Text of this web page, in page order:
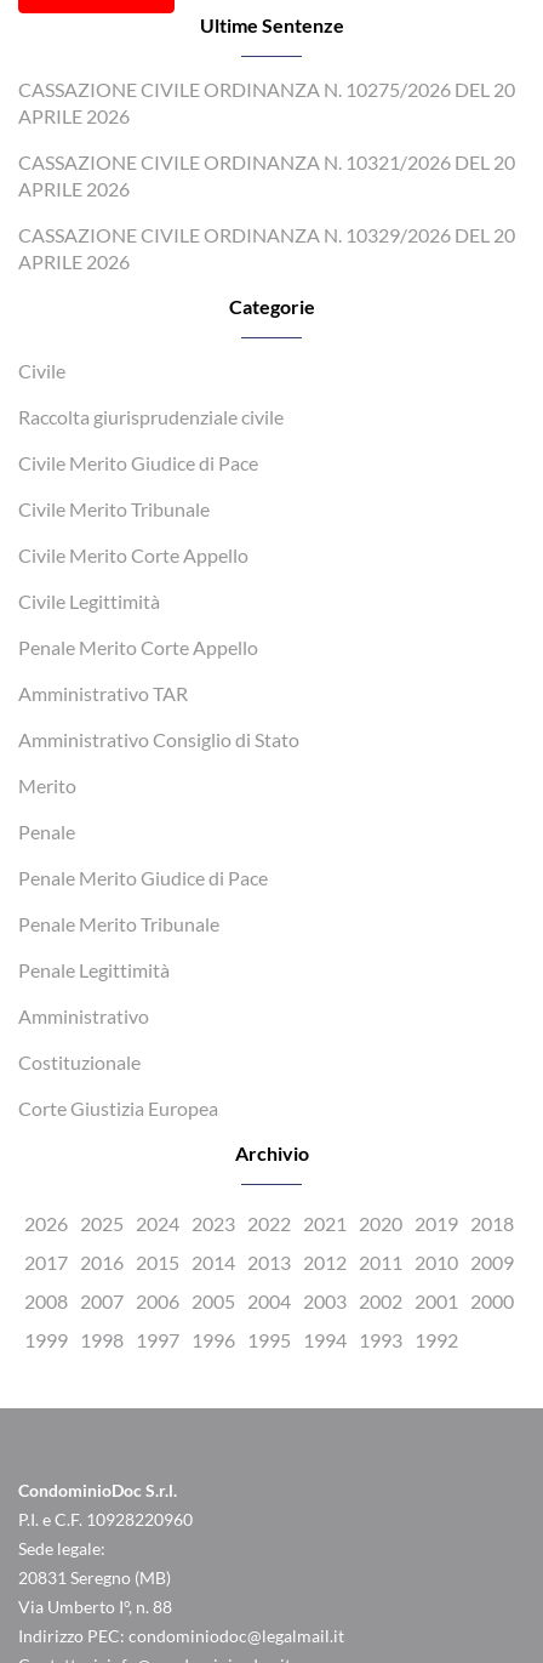
Ultime Sentenze
CASSAZIONE CIVILE ORDINANZA N. 10275/2026 DEL 20
APRILE 2026
CASSAZIONE CIVILE ORDINANZA N. 10321/2026 DEL 20
APRILE 2026
CASSAZIONE CIVILE ORDINANZA N. 10329/2026 DEL 20
APRILE 2026
Categorie
Civile
Raccolta giurisprudenziale civile
Civile Merito Giudice di Pace
Civile Merito Tribunale
Civile Merito Corte Appello
Civile Legittimità
Penale Merito Corte Appello
Amministrativo TAR
Amministrativo Consiglio di Stato
Merito
Penale
Penale Merito Giudice di Pace
Penale Merito Tribunale
Penale Legittimità
Amministrativo
Costituzionale
Corte Giustizia Europea
Archivio
2026 2025 2024 2023 2022 2021 2020 2019 2018
2017 2016 2015 2014 2013 2012 2011 2010 2009
2008 2007 2006 2005 2004 2003 2002 2001
2000
1999
1998 1997 1996 1995 1994 1993 1992
CondominioDoc S.r.l.
P.I. e C.F. 10928220960
Sede legale:
20831 Seregno (MB)
Via Umberto I°, n. 88
Indirizzo PEC: condominiodoc@legalmail.it